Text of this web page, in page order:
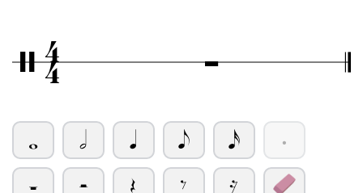
/4
4 Ó